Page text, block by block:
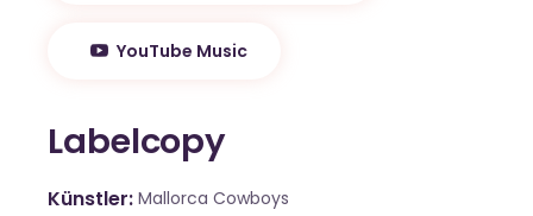
YouTube Music
Labelcopy
Künstler Mallorca Cowboys